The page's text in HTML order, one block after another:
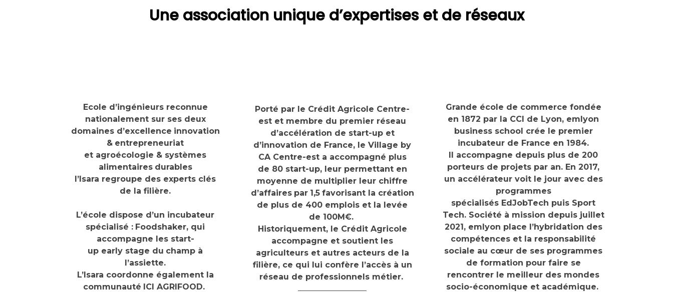
Une association unique d’expertises et de réseaux
Ecole d’ingénieurs reconnue
nationalement sur ses deux
domaines d’excellence innovation
& entrepreneuriat
et agroécologie & systèmes
alimentaires durables
l’Isara regroupe des experts clés
de la filière.
L’école dispose d’un incubateur
spécialisé : Foodshaker, qui
accompagne les start-
up early stage du champ à
l’assiette.
L’Isara coordonne également la
communauté ICI AGRIFOOD.
Porté par le Crédit Agricole Centre-
est et membre du premier réseau
d’accélération de start-up et
d’innovation de France, le Village by
CA Centre-est a accompagné plus
de 80 start-up, leur permettant en
moyenne de multiplier leur chiffre
d’affaires par 1,5 favorisant la création
de plus de 400 emplois et la levée
de 100M€.
Historiquement, le Crédit Agricole
accompagne et soutient les
agriculteurs et autres acteurs de la
filière, ce qui lui confère l’accès à un
réseau de professionnels métier.
Grande école de commerce fondée
en 1872 par la CCI de Lyon, emlyon
business school crée le premier
incubateur de France en 1984.
Il accompagne depuis plus de 200
porteurs de projets par an. En 2017,
un accélérateur voit le jour avec des
programmes
spécialisés EdJobTech puis Sport
Tech. Société à mission depuis juillet
2021, emlyon place l’hybridation des
compétences et la responsabilité
sociale au cœur de ses programmes
de formation pour faire se
rencontrer le meilleur des mondes
socio-économique et académique.